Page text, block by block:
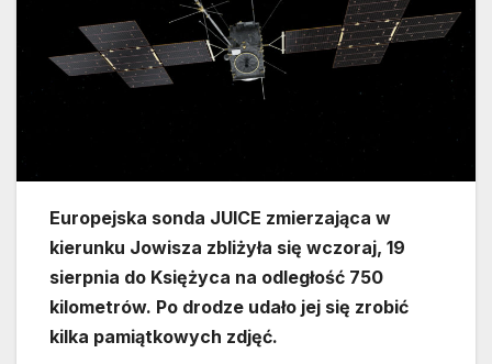
Europejska sonda JUICE zmierzająca w
kierunku Jowisza zbliżyła się wczoraj, 19
sierpnia do Księżyca na odległość 750
kilometrów. Po drodze udało jej się zrobić
kilka pamiątkowych zdjęć.